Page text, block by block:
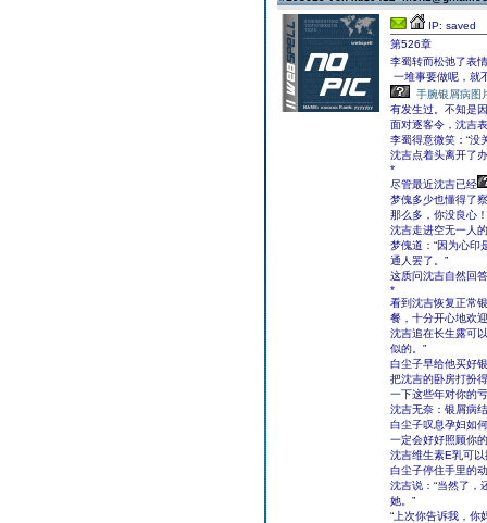
IP: saved
第526章
李蜀转而松弛了表
一堆事要做呢，就
手腕银屑病图
有发生过。不知是
面对逐客令，沈吉
李蜀得意微笑：“没
沈吉点着头离开了
*
尽管最近沈吉已经
梦傀多少也懂得了
那么多，你没良心！
沈吉走进空无一人
梦傀道：“因为心印
通人罢了。”
这质问沈吉自然回
*
看到沈吉恢复正常
餐，十分开心地欢
沈吉追在长生露可
似的。”
白尘子早给他买好
把沈吉的卧房打扮
一下这些年对你的
沈吉无奈：银屑病
白尘子叹息孕妇如
一定会好好照顾你
沈吉维生素E乳可
白尘子停住手里的
沈吉说：“当然了，
她。”
“上次你告诉我，你